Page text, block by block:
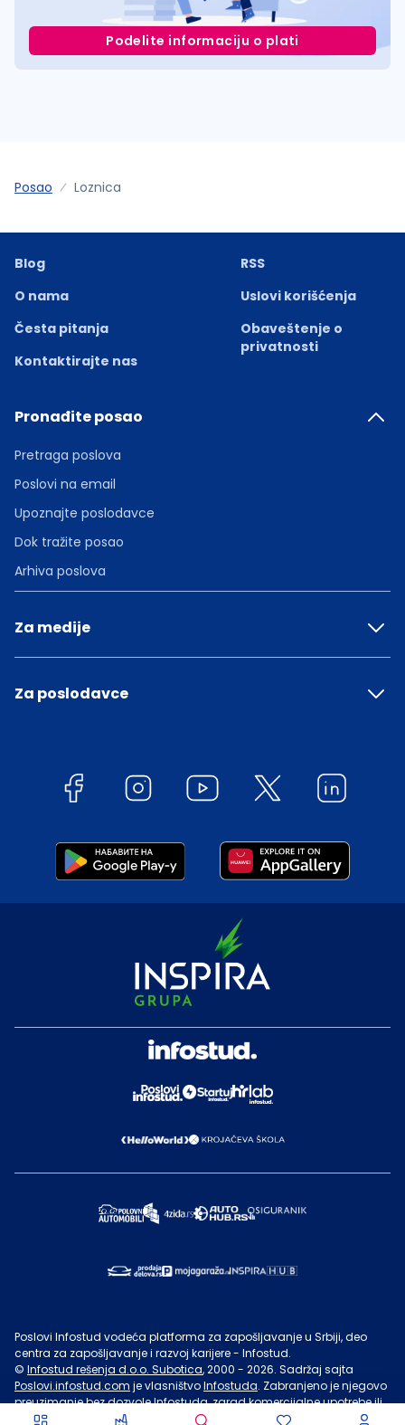
Podelite informaciju o plati
Posao Loznica
Blog
O nama
Česta pitanja
Kontaktirajte nas
RSS
Uslovi korišćenja
Obaveštenje o
privatnosti
Pronađite posao
Pretraga poslova
Poslovi na email
Upoznajte poslodavce
Dok tražite posao
Arhiva poslova
Za medije
Za poslodavce
Poslovi Infostud vodeća platforma za zapošljavanje u Srbiji, deo
centra za zapošljavanje i razvoj karijere - Infostud.
© Infostud rešenja d.o.o. Subotica, 2000 - 2026. Sadržaj sajta
Poslovi.infostud.com je vlasništvoInfostuda. Zabranjeno je njegovo
preuzimanje bez dozvoleInfostuda, zarad komercijalne upotrebe ili
u druge svrhe, osim za lične potrebe posetilaca sajta.